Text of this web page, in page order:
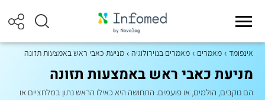
אינפומד מאמרים מאמרים בנוירולוגיה מניעת כאבי ראש באמצעות תזונה
מניעת כאבי ראש באמצעות תזונה
הם נוקבים, הולמים, או פועמים. התחושה היא כאילו הראש נתון במלחציים או